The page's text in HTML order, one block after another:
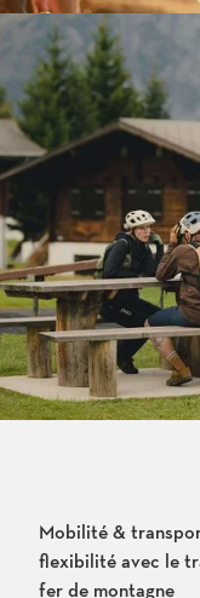
Mobilité &
flexibilité avec le
fer de montagne